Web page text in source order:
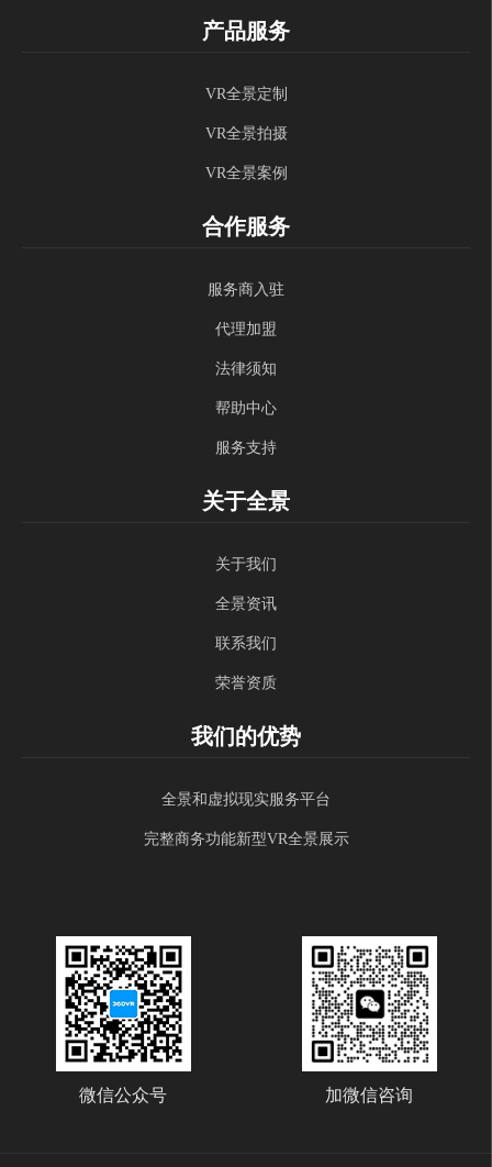
产品服务
VR全景定制
VR全景拍摄
VR全景案例
合作服务
服务商入驻
代理加盟
法律须知
帮助中心
服务支持
关于全景
关于我们
全景资讯
联系我们
荣誉资质
我们的优势
全景和虚拟现实服务平台
完整商务功能新型VR全景展示
微信公众号 加微信咨询